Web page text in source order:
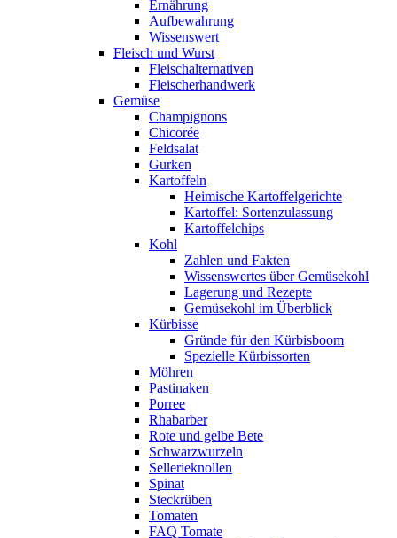
Ernährung
Aufbewahrung
Wissenswert
Fleisch und Wurst
Fleischalternativen
Fleischerhandwerk
Gemüse
Champignons
Chicorée
Feldsalat
Gurken
Kartoffeln
Heimische Kartoffelgerichte
Kartoffel: Sortenzulassung
Kartoffelchips
Kohl
Zahlen und Fakten
Wissenswertes über Gemüsekohl
Lagerung und Rezepte
Gemüsekohl im Überblick
Kürbisse
Gründe für den Kürbisboom
Spezielle Kürbissorten
Möhren
Pastinaken
Porree
Rhabarber
Rote und gelbe Bete
Schwarzwurzeln
Sellerieknollen
Spinat
Steckrüben
Tomaten
FAQ Tomate